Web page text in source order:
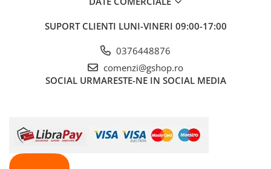
Accesorii centrale termice pe gaz
Accesorii centrale termice pe
solid
Incalzire in pardoseala
Accesorii incalzire in pardoseala
SUPORT CLIENTI LUNI-VINERI 09:00-17:00
0376448876
comenzi@gshop.ro
SOCIAL URMARESTE-NE IN SOCIAL MEDIA